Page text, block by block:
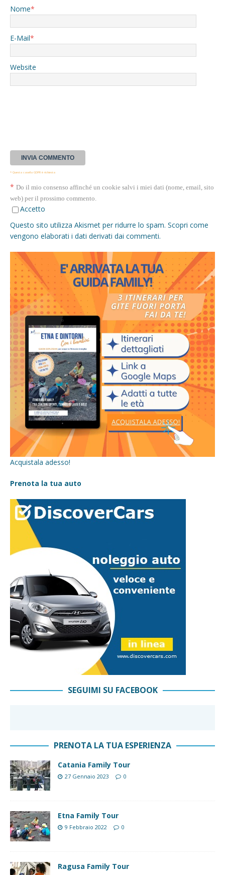
Nome*
E-Mail*
Website
* Questa casella GDPR è richiesta
* Do il mio consenso affinché un cookie salvi i miei dati (nome, email, sito
web) per il prossimo commento.
Accetto
Questo sito utilizza Akismet per ridurre lo spam. Scopri come
vengono elaborati i dati derivati dai commenti.
Acquistala adesso!
Prenota la tua auto
SEGUIMI SU FACEBOOK
PRENOTA LA TUA ESPERIENZA
Catania Family Tour
27 Gennaio 2023 0
Etna Family Tour
9 Febbraio 2022 0
Ragusa Family Tour